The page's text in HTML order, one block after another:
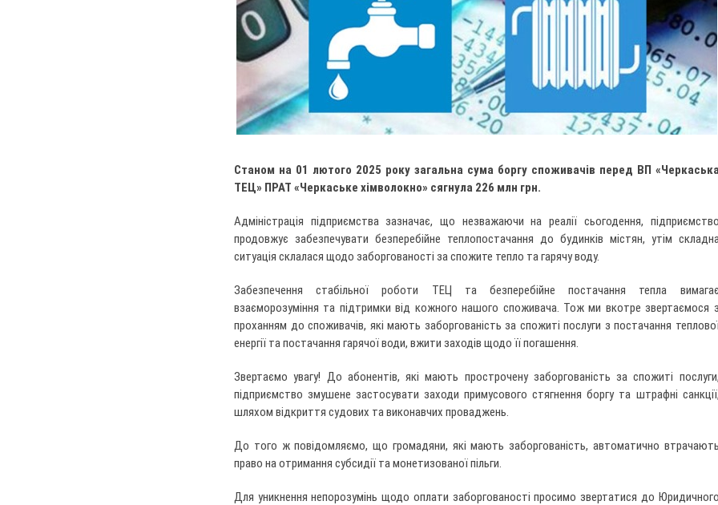
Станом на 01 лютого 2025 року загальна сума боргу споживачів перед ВП
ТЕЦ» ПРАТ «Черкаське хімволокно» сягнула 226 млн грн.
Адміністрація підприємства зазначає, що незважаючи на реалії сьогодення, підприємство
продовжує забезпечувати безперебійне теплопостачання до будинків містян, утім
ситуація склалася щодо заборгованості за спожите тепло та гарячу воду.
Забезпечення стабільної роботи ТЕЦ та безперебійне постачання тепла вимагає
взаєморозуміння та підтримки від кожного нашого споживача. Тож ми вкотре звертаємося з
проханням до споживачів, які мають заборгованість за спожиті послуги з постачання
енергії та постачання гарячої води, вжити заходів щодо її погашення.
Звертаємо увагу! До абонентів, які мають прострочену заборгованість за спожиті послуги,
підприємство змушене застосувати заходи примусового стягнення боргу та штрафні санкції,
шляхом відкриття судових та виконавчих проваджень.
До того ж повідомляємо, що громадяни, які мають заборгованість, автоматично втрачають
право на отримання субсидії та монетизованої пільги.
Для уникнення непорозумінь щодо оплати заборгованості просимо звертатися до Юридичного